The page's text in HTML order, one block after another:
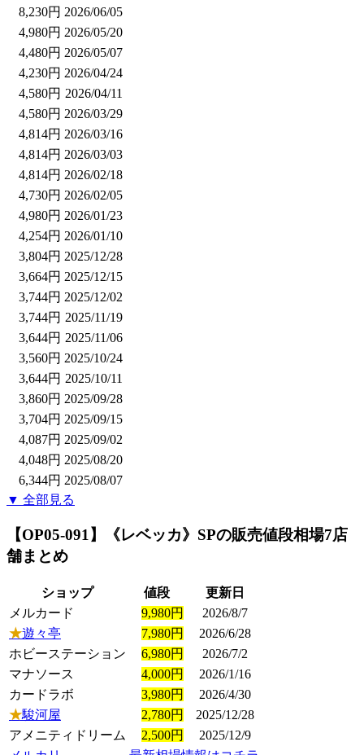
8,230円 2026/06/05
4,980円 2026/05/20
4,480円 2026/05/07
4,230円 2026/04/24
4,580円 2026/04/11
4,580円 2026/03/29
4,814円 2026/03/16
4,814円 2026/03/03
4,814円 2026/02/18
4,730円 2026/02/05
4,980円 2026/01/23
4,254円 2026/01/10
3,804円 2025/12/28
3,664円 2025/12/15
3,744円 2025/12/02
3,744円 2025/11/19
3,644円 2025/11/06
3,560円 2025/10/24
3,644円 2025/10/11
3,860円 2025/09/28
3,704円 2025/09/15
4,087円 2025/09/02
4,048円 2025/08/20
6,344円 2025/08/07
▼ 全部見る
【OP05-091】《レベッカ》SPの販売値段相場7店
舗まとめ
ショップ 値段
更新日
メルカード
9,980円
2026/8/7
★遊々亭 7,980円
2026/6/28
ホビーステーション
6,980円
2026/7/2
マナソース
4,000円
2026/1/16
カードラボ
3,980円
2026/4/30
★駿河屋 2,780円
2025/12/28
アメニティドリーム
2,500円
2025/12/9